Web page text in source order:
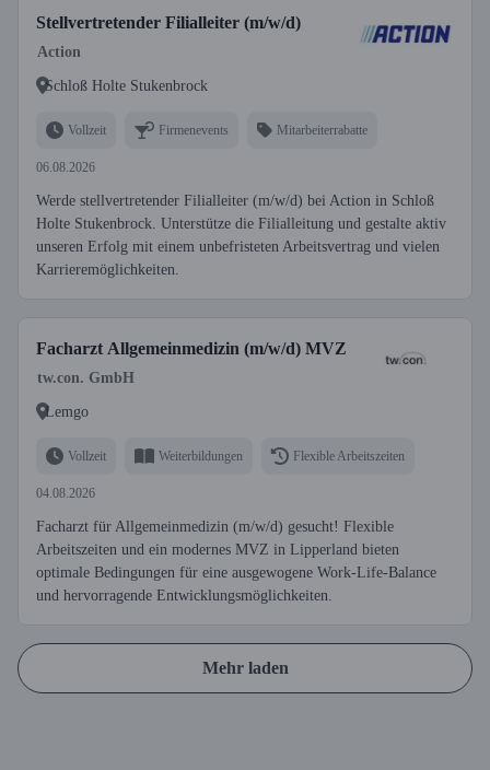
Stellvertretender Filialleiter (m/w/d)
Action
Schloß Holte Stukenbrock
Vollzeit Firmenevents Mitarbeiterrabatte
06.08.2026
Werde stellvertretender Filialleiter (m/w/d) bei Action in Schloß
Holte Stukenbrock. Unterstütze die Filialleitung und gestalte aktiv
unseren Erfolg mit einem unbefristeten Arbeitsvertrag und vielen
Karrieremöglichkeiten.
Facharzt Allgemeinmedizin (m/w/d) MVZ
tw.con. GmbH
Lemgo
Vollzeit Weiterbildungen Flexible Arbeitszeiten
04.08.2026
Facharzt für Allgemeinmedizin (m/w/d) gesucht! Flexible
Arbeitszeiten und ein modernes MVZ in Lipperland bieten
optimale Bedingungen für eine ausgewogene Work-Life-Balance
und hervorragende Entwicklungsmöglichkeiten.
Mehr laden